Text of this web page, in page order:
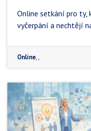
Online setkání pro ty,
vyčerpání a nechtějí
Online,,